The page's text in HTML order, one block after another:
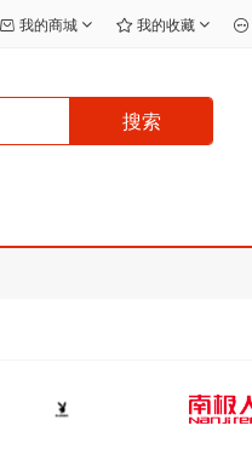
我的商城 我的收藏
搜索